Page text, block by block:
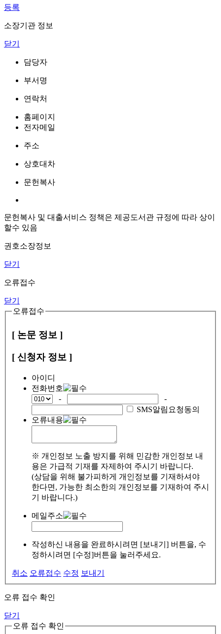
등록
소장기관 정보
닫기
담당자
부서명
연락처
홈페이지
전자메일
주소
상호대차
문헌복사
문헌복사 및 대출서비스 정책은 제공도서관 규정에 따라 상이
할수 있음
권호소장정보
닫기
오류접수
닫기
오류접수
[ 논문 정보 ]
[ 신청자 정보 ]
아이디
전화번호
-
-
SMS알림요청동의
오류내용
※ 개인정보 노출 방지를 위해 민감한 개인정보 내
용은 가급적 기재를 자제하여 주시기 바랍니다.
(상담을 위해 불가피하게 개인정보를 기재하셔야
한다면, 가능한 최소한의 개인정보를 기재하여 주시
기 바랍니다.)
메일주소
작성하신 내용을 완료하시려면 [보내기] 버튼을, 수
정하시려면 [수정]버튼을 눌러주세요.
취소 오류접수 수정 보내기
오류 접수 확인
닫기
오류 접수 확인